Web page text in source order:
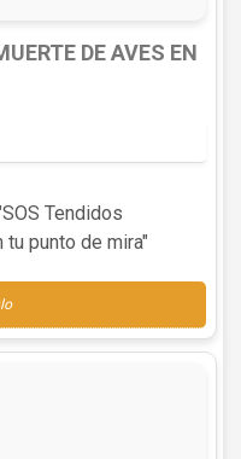
DE AVES EN
Tendidos
punto de mira"